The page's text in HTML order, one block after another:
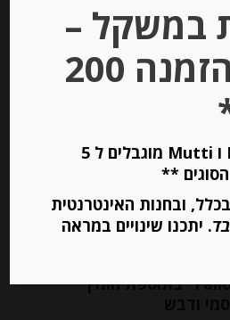
לסל
חרדל דיז’ון “Fallot” בתוספת חומץ
במשקל –
מינימום הזמנה 200
** מוצרי De cecco ו Mutti מוגבלים ל 5
**
ובחנות האינטרנטית
. יתכנו שינויים במראה